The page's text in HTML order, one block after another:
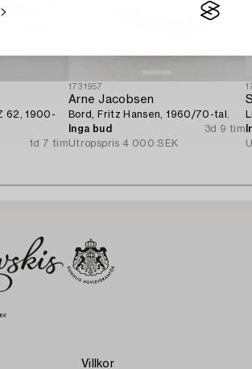
62, 1900-
1d 7 tim
1731957
Arne Jacobsen
Bord, Fritz Hansen, 1960/70-tal.
Inga bud
3d 9 tim
Utropspris 4 000 SEK
Villkor